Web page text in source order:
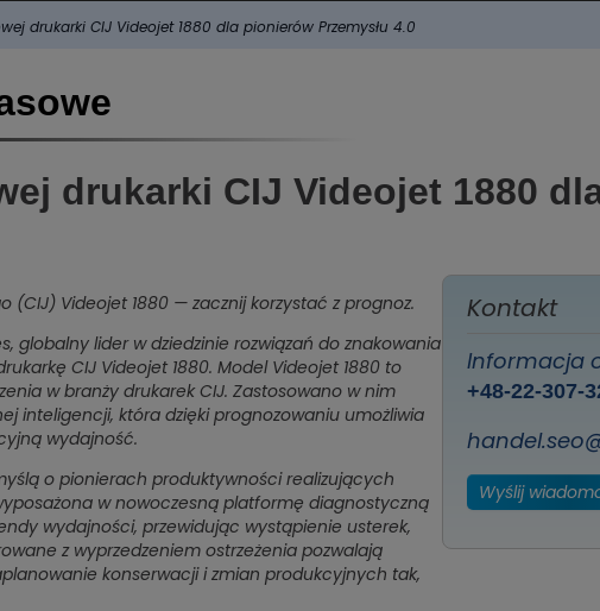
drukarki CIJ Videojet 1880 dla pionierów Przemysłu 4.0
drukarki CIJ Videojet 1880
Videojet 1880 — zacznij korzystać z prognoz.
globalny lider w dziedzinie rozwiązań do znakowania
CIJ Videojet 1880. Model Videojet 1880 to
w branży drukarek CIJ. Zastosowano w nim
inteligencji, która dzięki prognozowaniu umożliwia
wydajność.
o pionierach produktywności realizujących
w nowoczesną platformę diagnostyczną
wydajności, przewidując wystąpienie usterek,
z wyprzedzeniem ostrzeżenia pozwalają
konserwacji i zmian produkcyjnych tak,
Kontakt
Informacja
+48-22-307-
Wyślij